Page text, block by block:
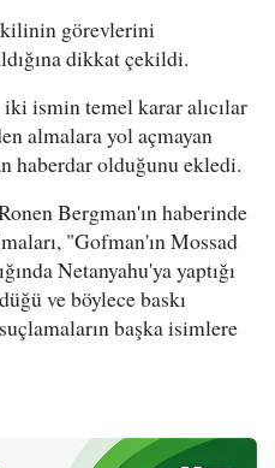
görevlerini
dikkat çekildi.
ismin temel karar alıcılar
almalara yol açmayan
haberdar olduğunu ekledi.
Bergman'ın haberinde
"Gofman'ın Mossad
Netanyahu'ya yaptığı
ve böylece baskı
başka isimlere